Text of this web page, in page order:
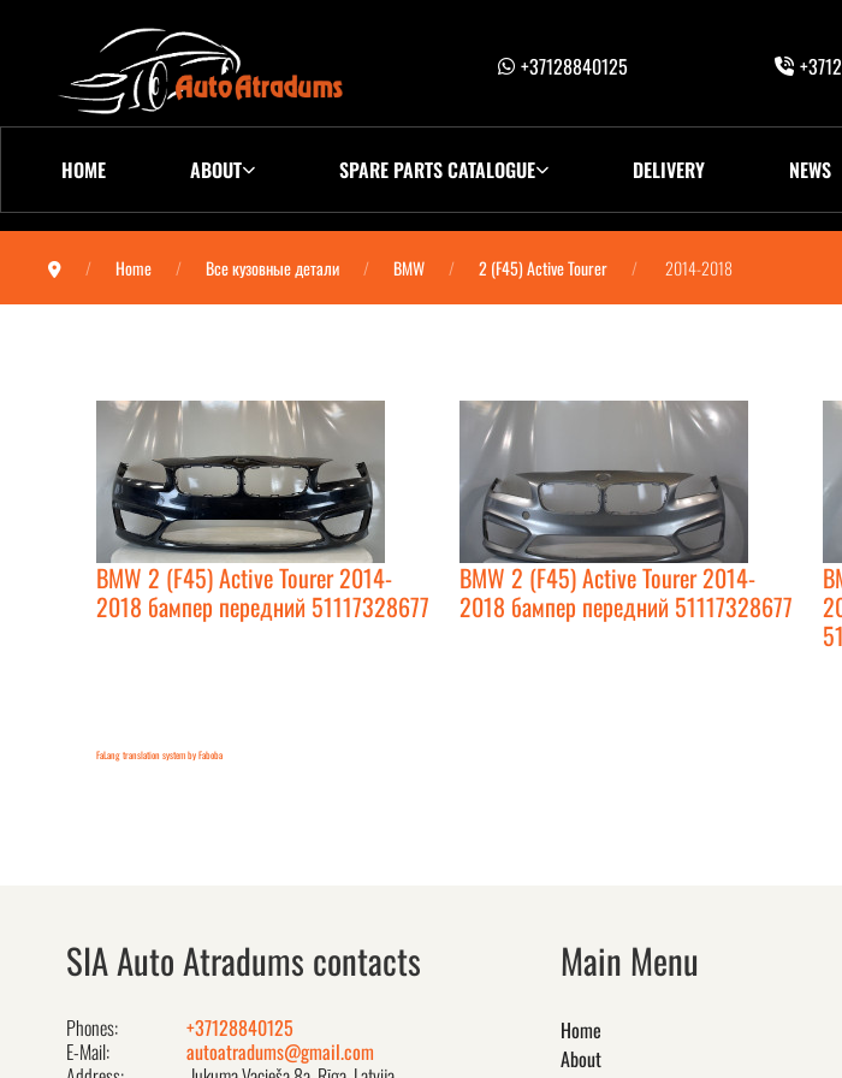
+37128840125
HOME ABOUT SPARE PARTS CATALOGUE DELIVERY NEWS
Home Все кузовные детали BMW 2 (F45) Active Tourer 2014-2018
BMW 2 (F45) Active Tourer 2014-
2018 бампер передний 51117328677
BMW 2 (F45) Active Tourer 2014-
2018 бампер передний 51117328677
FaLang translation system by Faboba
SIA Auto Atradums contacts
Phones:
+37128840125
E-Mail:
autoatradums@gmail.com
Main Menu
Home
About